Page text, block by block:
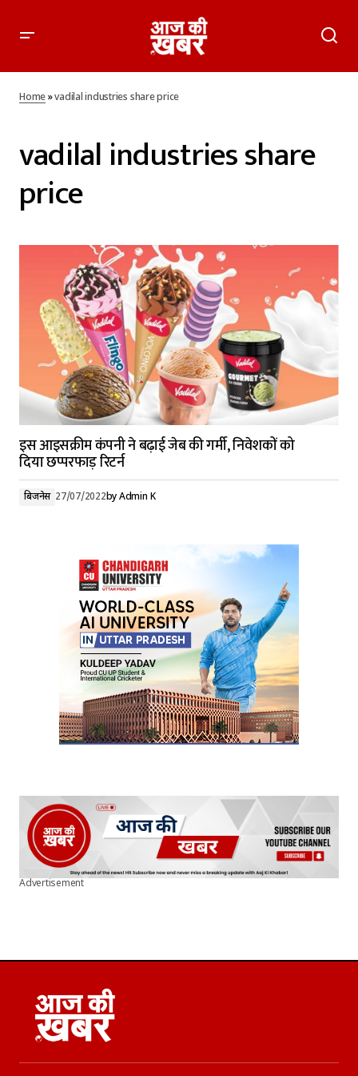
Home»vadilal industries share price
vadilal industries share
price
इस आइसक्रीम कंपनी ने बढ़ाई जेब की गर्मी, निवेशकों को
दिया छप्परफाड़ रिटर्न
बिजनेस 27/07/2022byAdmin K
Advertisement